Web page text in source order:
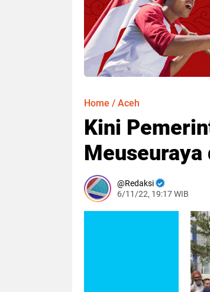
Home / Aceh
Kini
Meuseuraya
Redaksi
6/11/22, 19:17 WIB